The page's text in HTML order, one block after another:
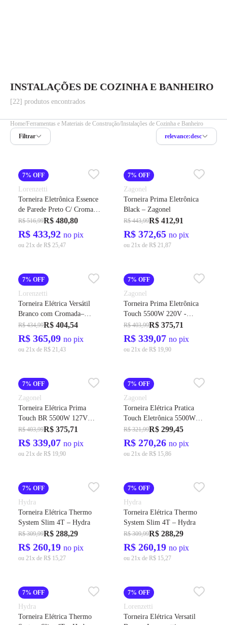
INSTALAÇÕES DE COZINHA E BANHEIRO
[22] produtos encontrados
Home Ferramentas e Materiais de Construção Instalações de Cozinha e Banheiro
Filtrar
relevance:desc
7% OFF
Lorenzetti
Torneira Eletrônica Essence
de Parede Preto C/ Cromado
– Lorenzetti
R$ 516,99R$ 480,80
R$ 433,92 no pix
ou 21x de R$ 25,47
7% OFF
Zagonel
Torneira Prima Eletrônica
Black – Zagonel
R$ 443,99R$ 412,91
R$ 372,65 no pix
ou 21x de R$ 21,87
7% OFF
Lorenzetti
Torneira Elétrica Versátil
Branco com Cromada–
Lorenzetti
R$ 434,99R$ 404,54
R$ 365,09 no pix
ou 21x de R$ 21,43
7% OFF
Zagonel
Torneira Prima Eletrônica
Touch 5500W 220V -
Zagonel
R$ 403,99R$ 375,71
R$ 339,07 no pix
ou 21x de R$ 19,90
7% OFF
Zagonel
Torneira Elétrica Prima
Touch BR 5500W 127V
Parede/Bancada
TPMEL55127BR03 -
Zagonel
R$ 403,99R$ 375,71
R$ 339,07 no pix
ou 21x de R$ 19,90
7% OFF
Zagonel
Torneira Elétrica Pratica
Touch Eletrônica 5500W
Branca - Zagonel
R$ 321,99R$ 299,45
R$ 270,26 no pix
ou 21x de R$ 15,86
7% OFF
Hydra
Torneira Elétrica Thermo
System Slim 4T – Hydra
R$ 309,99R$ 288,29
R$ 260,19 no pix
ou 21x de R$ 15,27
7% OFF
Hydra
Torneira Elétrica Thermo
System Slim 4T – Hydra
R$ 309,99R$ 288,29
R$ 260,19 no pix
ou 21x de R$ 15,27
7% OFF
Hydra
Torneira Elétrica Thermo
7% OFF
Lorenzetti
Torneira Elétrica Versatil